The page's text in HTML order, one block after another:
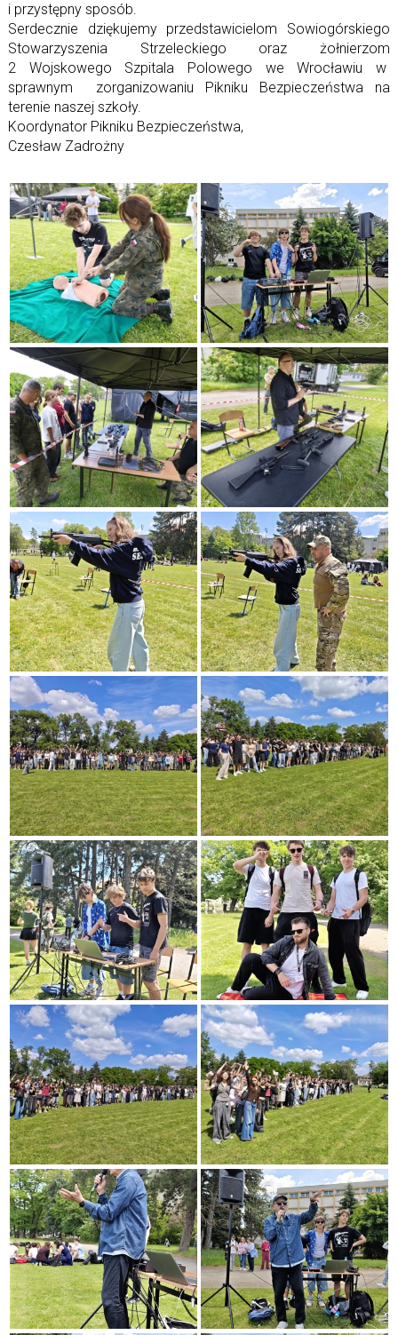
i przystępny sposób.
Serdecznie dziękujemy przedstawicielom Sowiogórskiego
Stowarzyszenia Strzeleckiego oraz żołnierzom
2 Wojskowego Szpitala Polowego we Wrocławiu w
sprawnym zorganizowaniu Pikniku Bezpieczeństwa na
terenie naszej szkoły.
Koordynator Pikniku Bezpieczeństwa,
Czesław Zadrożny